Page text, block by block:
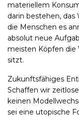
materiellem
darin bestehen, das
die Menschen es
absolut neue
meisten Köpfen die
sitzt.
Zukunftsfähiges
Schaffen wir
keinen
sei eine utopische